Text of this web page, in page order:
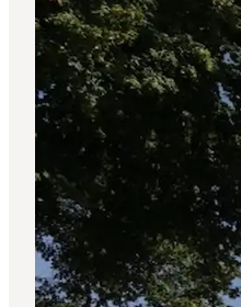
Dove andare
Cosa fare
Dove dormire
Pianifica il viaggio